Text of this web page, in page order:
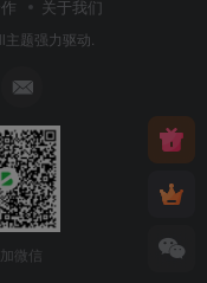
关于我们
主题强力驱动.
微信